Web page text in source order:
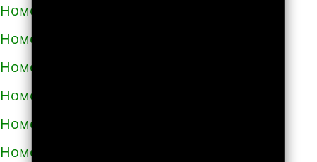
Номера телефонов такси в Сумах
Номера телефонов такси в Таврийске
Номера телефонов такси в Тальном
Номера телефонов такси в Тараще
Номера телефонов такси в Татарбунарах
Номера телефонов такси в Теплодаре